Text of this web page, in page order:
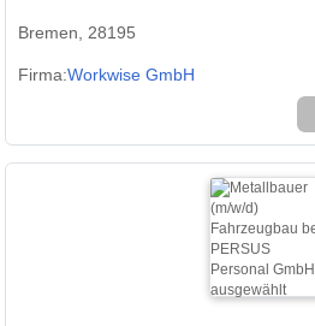
Bremen, 28195
Firma:Workwise GmbH